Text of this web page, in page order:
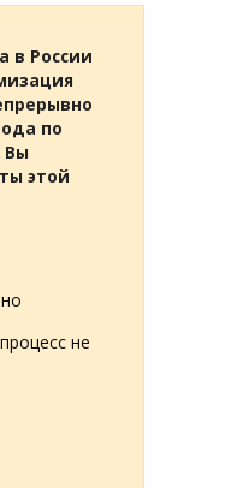
в России
по
Вы
этой
не